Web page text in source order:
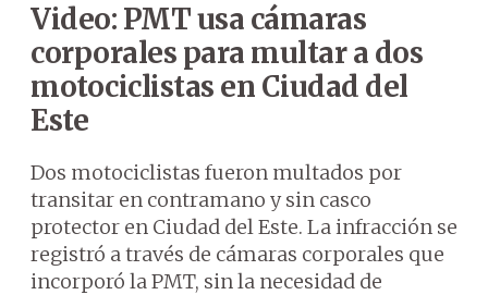
Video: PMT usa cámaras
corporales para multar a dos
motociclistas en Ciudad del
Este
Dos motociclistas fueron multados por
transitar en contramano y sin casco
protector en Ciudad del Este. La infracción se
registró a través de cámaras corporales que
incorporó la PMT, sin la necesidad de